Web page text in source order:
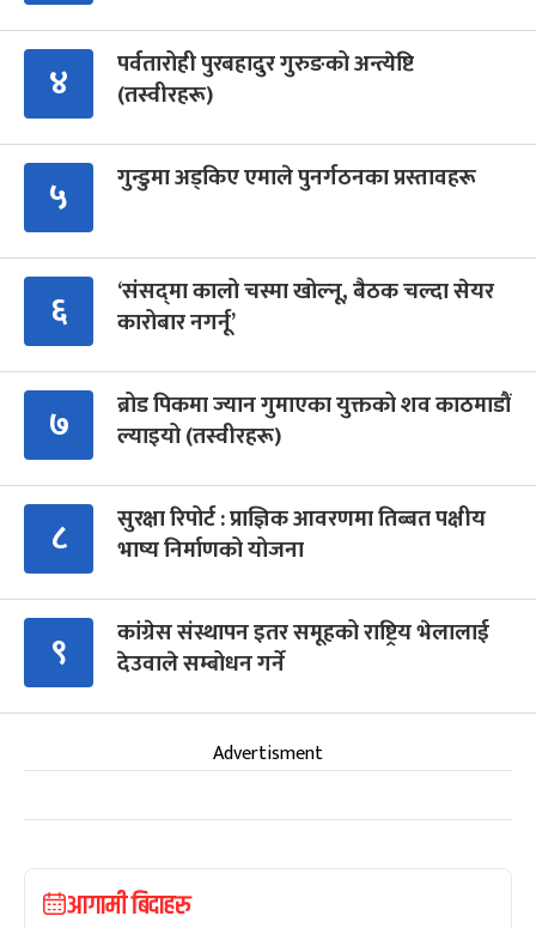
४
पर्वतारोही पुरबहादुर गुरुङको अन्त्येष्टि
(तस्वीरहरू)
५ गुन्डुमा अड्किए एमाले पुनर्गठनका प्रस्तावहरू
६
‘संसद्‍मा कालो चस्मा खोल्नू, बैठक चल्दा सेयर
कारोबार नगर्नू’
७
ब्रोड पिकमा ज्यान गुमाएका युक्तको शव काठमाडौं
ल्याइयो (तस्वीरहरू)
८
सुरक्षा रिपोर्ट : प्राज्ञिक आवरणमा तिब्बत पक्षीय
भाष्य निर्माणको योजना
९
कांग्रेस संस्थापन इतर समूहको राष्ट्रिय भेलालाई
देउवाले सम्बोधन गर्ने
Advertisment
आगामी बिदाहरु